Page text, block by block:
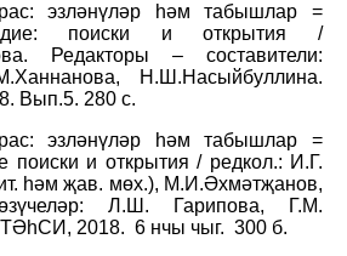
эзләнүләр һәм табышлар =
поиски и открытия /
Редакторы – составители:
Н.Ш.Насыйбуллина.
Вып.5. 280 с.
эзләнүләр һәм табышлар =
поиски и открытия / редкол.: И.Г.
һәм җав. мөх.), М.И.Әхмәтҗанов,
Л.Ш. Гарипова, Г.М.
ТӘһСИ, 2018. 6 нчы чыг. 300 б.